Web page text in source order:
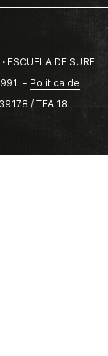
ESCUELA DE SURF
- Politica de
/ TEA 18